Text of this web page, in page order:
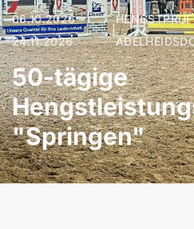
06.10.2026 –
24.11.2026
|
50-tägige
"Springen"